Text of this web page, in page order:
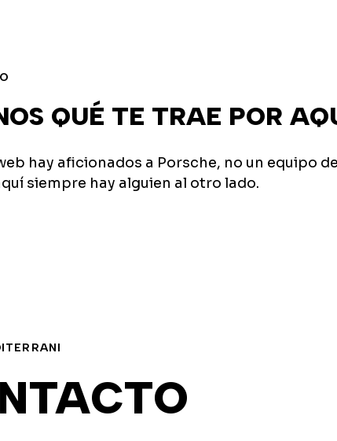
QUÉ TE TRAE POR
hay aficionados a Porsche, no un equipo
siempre hay alguien al otro lado.